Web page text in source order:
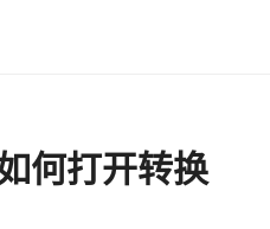
何打开转换